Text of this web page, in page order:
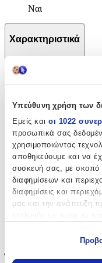
Υπεύθυνη χρήση των
Εμείς και οι 1022
προσωπικά σας
χρησιμοποιώντας
αποθηκεύουμε και να
συσκευή σας, με σκοπό
διαφημίσεων και
διαφημίσεις και
μας και την ανάπτυξη
Ναι
Χαρακτηριστικά
+
Κατασκευαστής:
IDP Creations
Βασικά
Σχέδιο:
Ζωάκια
Έξτρα